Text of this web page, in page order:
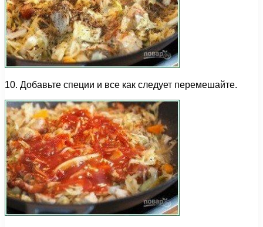
10. Добавьте специи и все как следует перемешайте.